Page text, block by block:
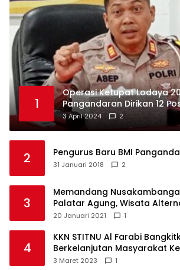
1
Operasi Ketupat Lodaya
Pangandaran Dirikan 12
3 April 2024 2
2 Pengurus Baru BMI
31 Januari 2018 2
3
Memandang
Palatar Agung, Wisata
Pandemi
20 Januari 2021 1
4
KKN STITNU Al Farabi
Berkelanjutan Masyarakat
Langkaplancar
3 Maret 2023 1